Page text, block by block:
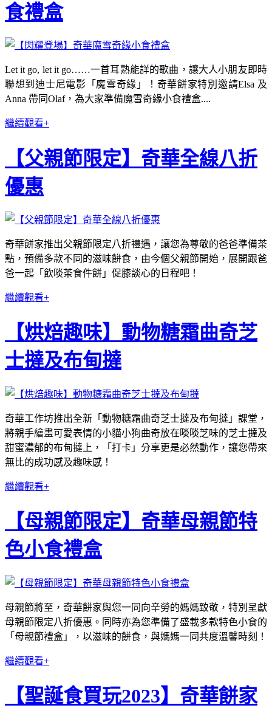
食禮盒
Let it go, let it go……一首耳熟能詳的歌曲，讓大人小朋友即時
聯想到迪士尼電影「魔雪奇緣」！奇華餅家特別邀請Elsa 及
Anna 帶同Olaf，為大家準備魔雪奇緣小食禮盒....
繼續觀看+
【父親節限定】奇華全線八折
優惠
奇華餅家推出父親節限定八折禮遇，讓您為尊敬的爸爸準備茶
點，預備多款不同的滋味餅食，由今個父親節開始，展開跟爸
爸一起「飲啖茶食件餅」促膝談心的日程吧！
繼續觀看+
【烘焙趣味】動物糖霜曲奇芝
士撻及布甸撻
奇華工作坊推出全新「動物糖霜曲奇芝士撻及布甸撻」課堂，
將親手繪畫可愛表情的小貓小狗曲奇放在啖啖芝味的芝士撻及
甜蜜濃郁的布甸撻上，「打卡」分享更是必然動作，讓您帶來
無比的成功感及趣味感！
繼續觀看+
【母親節限定】奇華母親節特
色小食禮盒
母親節將至，奇華餅家與您一同向辛勞的媽媽致敬，特別呈獻
母親節限定八折優惠。同時亦為您準備了盛載多款特色小食的
「母親節禮盒」，以滋味的餅食，與媽媽一同共度溫馨時刻！
繼續觀看+
【聖誕食買玩2023】奇華餅家